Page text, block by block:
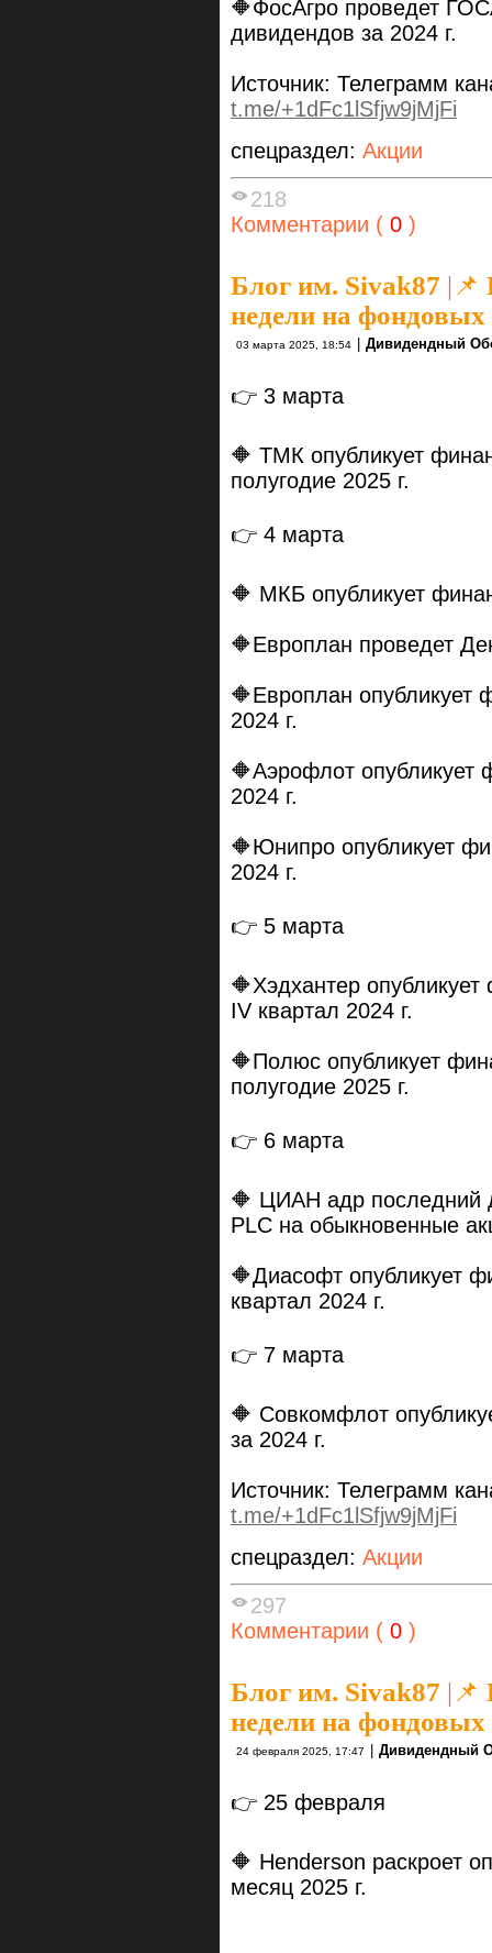
🔶ФосАгро проведет
дивидендов за 2024 г.
Источник: Телеграмм
t.me/+1dFc1lSfjw9jMjFi
спецраздел: Акции
218
Комментарии ( 0 )
Блог им. Sivak87 |📌
недели на
03 марта 2025, 18:54 Дивидендный
👉 3 марта
🔶 ТМК опубликует
полугодие 2025 г.
👉 4 марта
🔶 МКБ опубликует
🔶Европлан проведет
🔶Европлан
2024 г.
🔶Аэрофлот
2024 г.
🔶Юнипро опубликует
2024 г.
👉 5 марта
🔶Хэдхантер
IV квартал 2024 г.
🔶Полюс опубликует
полугодие 2025 г.
👉 6 марта
🔶 ЦИАН адр последний
PLC на обыкновенные
🔶Диасофт опубликует
квартал 2024 г.
👉 7 марта
🔶 Совкомфлот
за 2024 г.
Источник: Телеграмм
t.me/+1dFc1lSfjw9jMjFi
спецраздел: Акции
297
Комментарии ( 0 )
Блог им. Sivak87 |📌
недели на
24 февраля 2025, 17:47 Дивидендный
👉 25 февраля
🔶 Henderson раскроет
месяц 2025 г.